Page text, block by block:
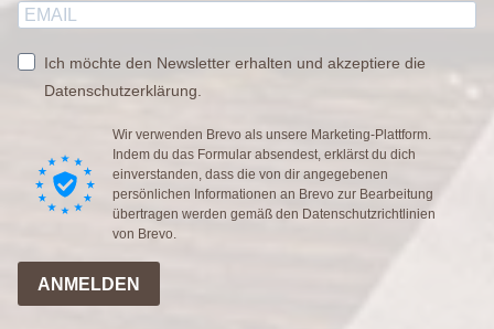
Ich möchte den Newsletter erhalten und akzeptiere die
Datenschutzerklärung.
Wir verwenden Brevo als unsere Marketing-Plattform.
Indem du das Formular absendest, erklärst du dich
einverstanden, dass die von dir angegebenen
persönlichen Informationen an Brevo zur Bearbeitung
übertragen werden gemäß den Datenschutzrichtlinien
von Brevo.
ANMELDEN